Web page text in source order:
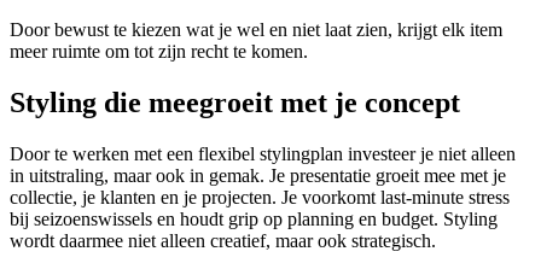
Door bewust te kiezen wat je wel en niet laat zien, krijgt elk item
meer ruimte om tot zijn recht te komen.
Styling die meegroeit met je concept
Door te werken met een flexibel stylingplan investeer je niet alleen
in uitstraling, maar ook in gemak. Je presentatie groeit mee met je
collectie, je klanten en je projecten. Je voorkomt last-minute stress
bij seizoenswissels en houdt grip op planning en budget. Styling
wordt daarmee niet alleen creatief, maar ook strategisch.